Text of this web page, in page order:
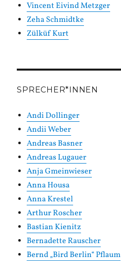
Vincent Eivind Metzger
Zeha Schmidtke
Zülküf Kurt
SPRECHER*INNEN
Andi Dollinger
Andii Weber
Andreas Basner
Andreas Lugauer
Anja Gmeinwieser
Anna Housa
Anna Krestel
Arthur Roscher
Bastian Kienitz
Bernadette Rauscher
Bernd „Bird Berlin“ Pflaum